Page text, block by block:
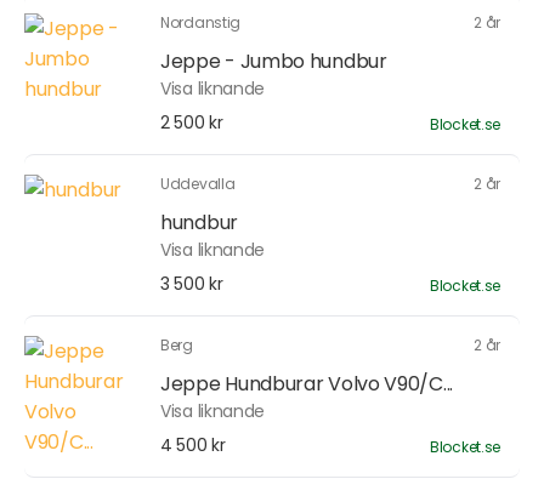
Nordanstig 2 år
Jeppe - Jumbo hundbur
Visa liknande
2 500 kr
Blocket.se
Uddevalla 2 år
hundbur
Visa liknande
3 500 kr
Blocket.se
Berg 2 år
Jeppe Hundburar Volvo V90/C...
Visa liknande
4 500 kr
Blocket.se